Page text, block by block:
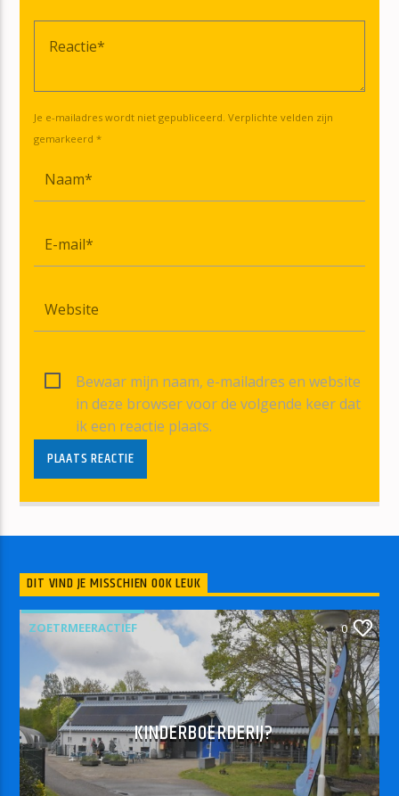
Je e-mailadres wordt niet gepubliceerd. Verplichte velden zijn
gemarkeerd *
Bewaar mijn naam, e-mailadres en website
in deze browser voor de volgende keer dat
ik een reactie plaats.
DIT VIND JE MISSCHIEN OOK LEUK
ZOETRMEERACTIEF 0
KINDERBOERDERIJ?